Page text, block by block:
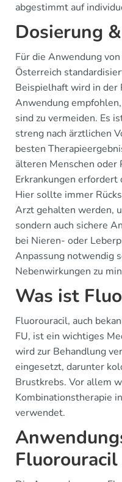
abgestimmt auf
Dosierung
Für die Anwendung
Österreich
Beispielhaft wird in der
Anwendung
sind zu vermeiden. Es
streng nach ärztlichen
besten
älteren Menschen oder
Erkrankungen erfordert
Hier sollte immer
Arzt gehalten werden,
sondern auch sichere
bei Nieren- oder
Anpassung notwendig
Nebenwirkungen zu
Was ist
Fluorouracil, auch
FU, ist ein wichtiges
wird zur Behandlung
eingesetzt, darunter
Brustkrebs. Vor allem
Kombinationstherapie
verwendet.
Fluorouracil